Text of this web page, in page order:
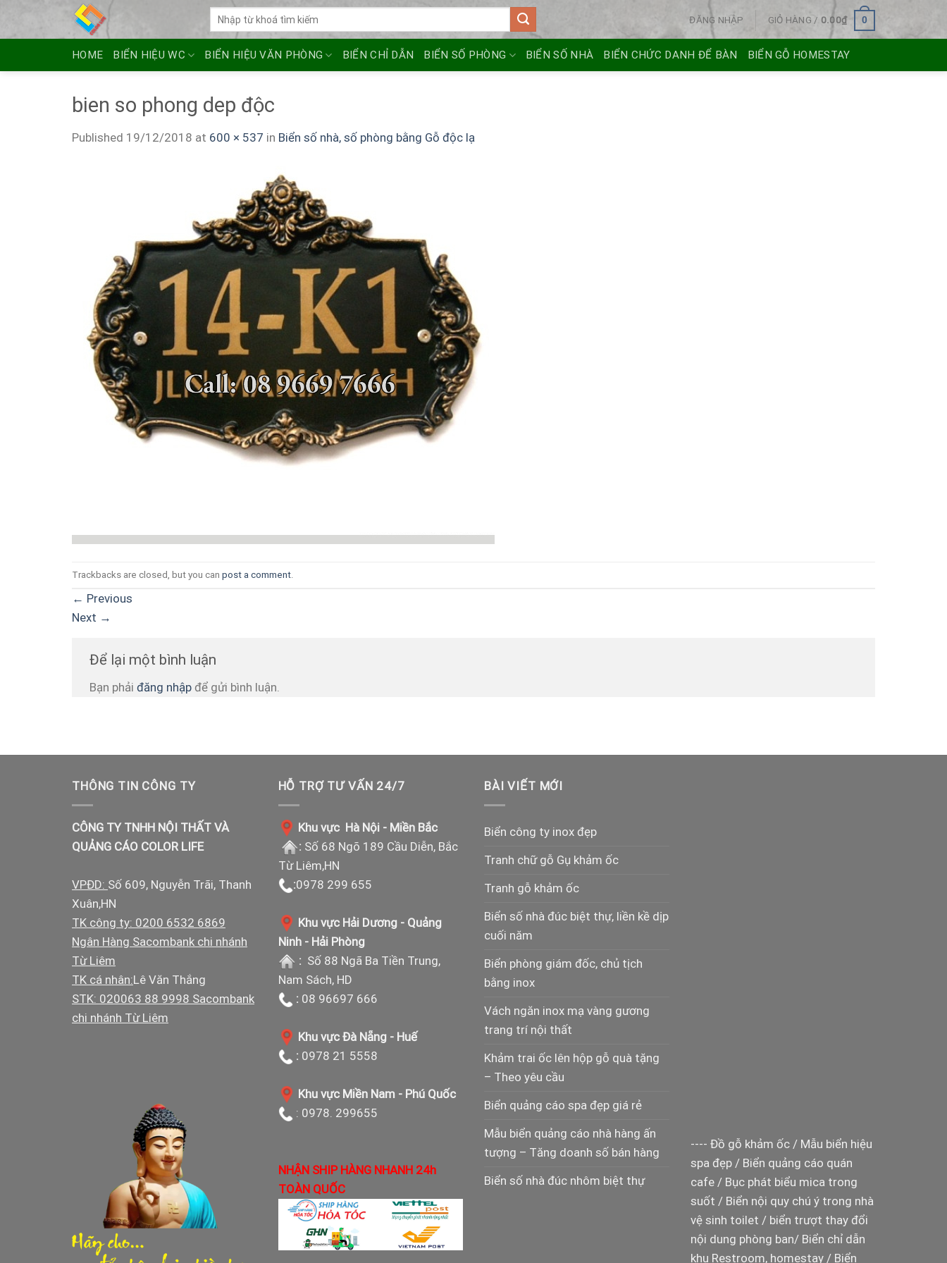
ĐĂNG NHẬP GIỎ HÀNG / 0.00₫ 0
HOME BIỂN HIỆU WC BIỂN HIỆU VĂN PHÒNG BIỂN CHỈ DẪN BIỂN SỐ PHÒNG BIỂN SỐ NHÀ BIỂN CHỨC DANH ĐỂ BÀN BIỂN GỖ HOMESTAY
bien so phong dep độc
Published 19/12/2018 at 600 × 537 in Biển số nhà, số phòng bằng Gỗ độc lạ
Trackbacks are closed, but you can post a comment
← Previous
Next →
Để lại một bình luận
Bạn phải đăng nhập để gửi bình luận.
THÔNG TIN CÔNG TY
CÔNG TY TNHH NỘI THẤT VÀ
QUẢNG CÁO COLOR LIFE
VPĐD: Số 609, Nguyễn Trãi, Thanh
Xuân,HN
TK công ty: 0200 6532 6869
Ngân Hàng Sacombank chi nhánh
Từ Liêm
TK cá nhân:Lê Văn Thắng
STK: 020063 88 9998 Sacombank
chi nhánh Từ Liêm
HỖ TRỢ TƯ VẤN 24/7
Khu vực Hà Nội - Miền Bắc
: Số 68 Ngõ 189 Cầu Diễn, Bắc
Từ Liêm,HN
:0978 299 655
Khu vực Hải Dương - Quảng
Ninh - Hải Phòng
: Số 88 Ngã Ba Tiền Trung,
Nam Sách, HD
: 08 96697 666
Khu vực Đà Nẵng - Huế
: 0978 21 5558
Khu vực Miền Nam - Phú Quốc
: 0978. 299655
NHẬN SHIP HÀNG NHANH 24h
TOÀN QUỐC
BÀI VIẾT MỚI
Biển công ty inox đẹp
Tranh chữ gỗ Gụ khảm ốc
Tranh gỗ khảm ốc
Biển số nhà đúc biệt thự, liền kề dịp
cuối năm
Biển phòng giám đốc, chủ tịch
bằng inox
Vách ngăn inox mạ vàng gương
trang trí nội thất
Khảm trai ốc lên hộp gỗ quà tặng
– Theo yêu cầu
Biển quảng cáo spa đẹp giá rẻ
Mẫu biển quảng cáo nhà hàng ấn
tượng – Tăng doanh số bán hàng
Biển số nhà đúc nhôm biệt thự
---- Đồ gỗ khảm ốc/ Mẫu biển hiệu
spa đẹp/ Biển quảng cáo quán
cafe/ Bục phát biểu mica trong
suốt / Biển nội quy chú ý trong nhà
vệ sinh toilet / biển trượt thay đổi
nội dung phòng ban/ Biển chỉ dẫn
khu Restroom, homestay/ Biển